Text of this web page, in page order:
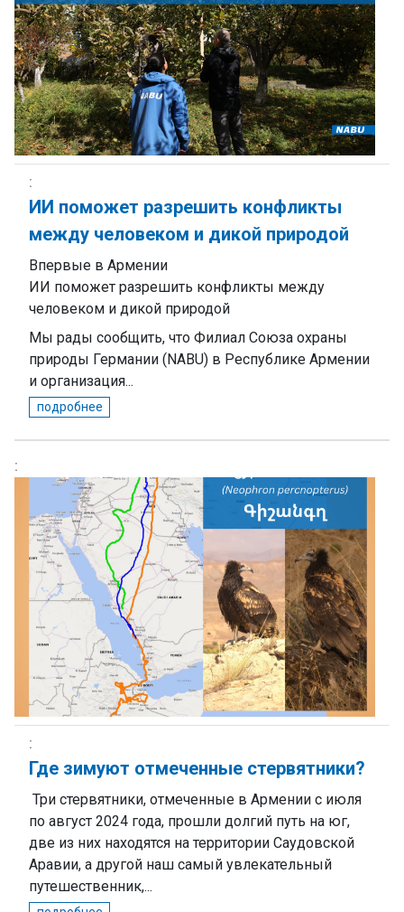
ИИ поможет разрешить конфликты
между человеком и дикой природой
Впервые в Армении
ИИ поможет разрешить конфликты между
человеком и дикой природой
Мы рады сообщить, что Филиал Союза охраны
природы Германии (NABU) в Республике Армении
и организация...
подробнее
Где зимуют отмеченные стервятники?
Три стервятники, отмеченные в Армении с июля
по август 2024 года, прошли долгий путь на юг,
две из них находятся на территории Саудовской
Аравии, а другой наш самый увлекательный
путешественник,...